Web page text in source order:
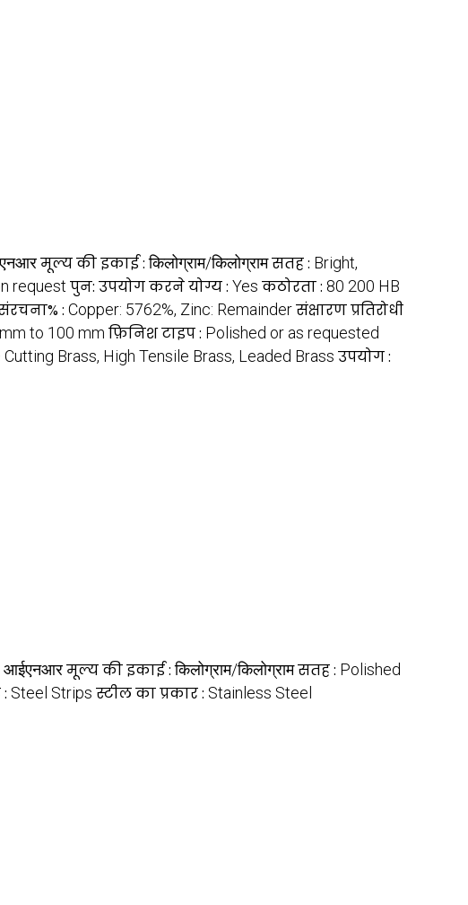
मूल्य की इकाई :किलोग्राम/किलोग्रामसतह : Bright,
request पुन: उपयोग करने योग्य : Yes कठोरता : 80 200 HB
: Copper: 5762%, Zinc: Remainderसंक्षारण प्रतिरोधी
to 100 mm फ़िनिश टाइप : Polished or as requested
Cutting Brass, High Tensile Brass, Leaded Brass उपयोग :
आईएनआरमूल्य की इकाई :किलोग्राम/किलोग्रामसतह : Polished
Steel Strips स्टील का प्रकार : Stainless Steel